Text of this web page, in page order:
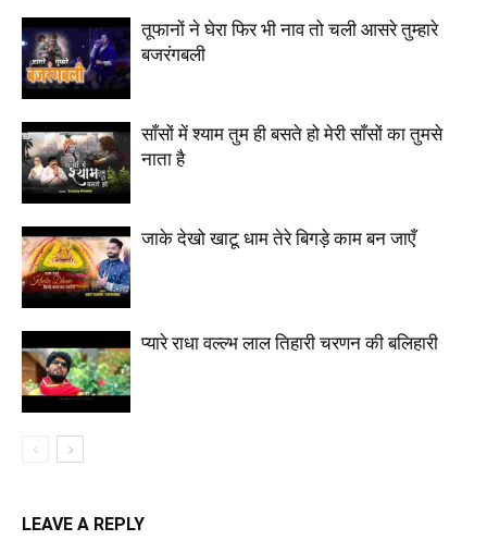
तूफानों ने घेरा फिर भी नाव तो चली आसरे तुम्हारे
बजरंगबली
साँसों में श्याम तुम ही बसते हो मेरी साँसों का तुमसे
नाता है
जाके देखो खाटू धाम तेरे बिगड़े काम बन जाएँ
प्यारे राधा वल्ल्भ लाल तिहारी चरणन की बलिहारी
LEAVE A REPLY